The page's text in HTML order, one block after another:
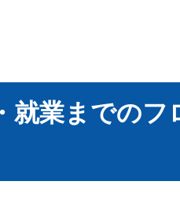
就業までのフ